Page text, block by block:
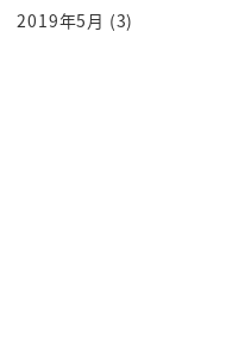
抑えなきゃいけないのが
2019年5月 (3)